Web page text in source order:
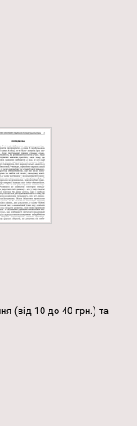
(від 10 до 40 грн.) та